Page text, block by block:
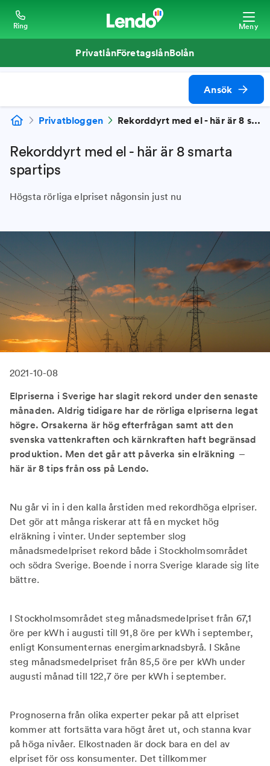
Ring Meny
PrivatlånFöretagslånBolån
Ansök
Privatbloggen Rekorddyrt med el - här är 8 smarta spartips
Rekorddyrt med el - här är 8 smarta
spartips
Högsta rörliga elpriset någonsin just nu
2021-10-08
Elpriserna i Sverige har slagit rekord under den senaste
månaden. Aldrig tidigare har de rörliga elpriserna legat
högre. Orsakerna är hög efterfrågan samt att den
svenska vattenkraften och kärnkraften haft begränsad
produktion. Men det går att påverka sin elräkning –
här är 8 tips från oss på Lendo.
Nu går vi in i den kalla årstiden med rekordhöga elpriser.
Det gör att många riskerar att få en mycket hög
elräkning i vinter. Under september slog
månadsmedelpriset rekord både i Stockholmsområdet
och södra Sverige. Boende i norra Sverige klarade sig lite
bättre.
I Stockholmsområdet steg månadsmedelpriset från 67,1
öre per kWh i augusti till 91,8 öre per kWh i september,
enligt Konsumenternas energimarknadsbyrå. I Skåne
steg månadsmedelpriset från 85,5 öre per kWh under
augusti månad till 122,7 öre per kWh i september.
Prognoserna från olika experter pekar på att elpriset
kommer att fortsätta vara högt året ut, och stanna kvar
på höga nivåer. Elkostnaden är dock bara en del av
elpriset för oss konsumenter. Det tillkommer